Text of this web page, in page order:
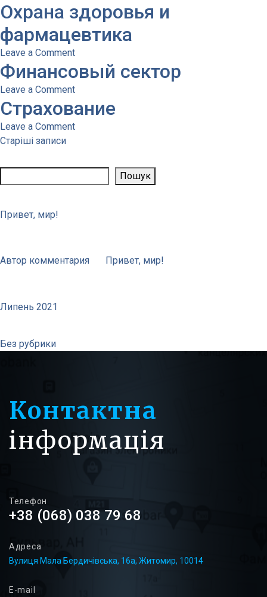
Энергетика
и
природные
ресурсы
Охрана здоровья и
фармацевтика
Leave a Commenton
Охрана
здоровья
и
фармацевтика
Финансовый сектор
Leave a Commenton
Финансовый
сектор
Страхование
Leave a Commenton
Навігація
за
записами
Старіші записи
Пошук
Привет, мир!
Автор комментария Привет, мир!
Липень 2021
Без рубрики
Контактна
інформація
Телефон
+38 (068) 038 79 68
Адреса
Вулиця Мала Бердичівська, 16а, Житомир, 10014
E-mail